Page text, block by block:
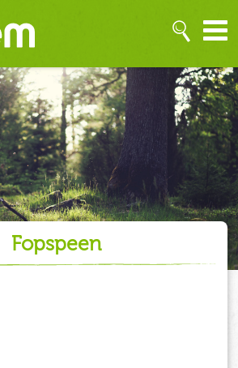
fopspeen